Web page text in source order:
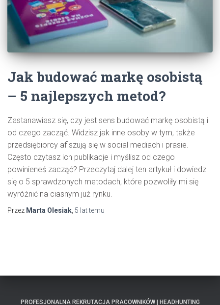
Jak budować markę osobistą
– 5 najlepszych metod?
Zastanawiasz się, czy jest sens budować markę osobistą i
od czego zacząć. Widzisz jak inne osoby w tym, także
przedsiębiorcy afiszują się w social mediach i prasie.
Często czytasz ich publikacje i myślisz od czego
powinieneś zacząć? Przeczytaj dalej ten artykuł i dowiedz
się o 5 sprawdzonych metodach, które pozwoliły mi się
wyróżnić na ciasnym już rynku.
Przez Marta Olesiak 5 lattemu
PROFESJONALNA REKRUTACJA PRACOWNIKÓW | HEADHUNTING